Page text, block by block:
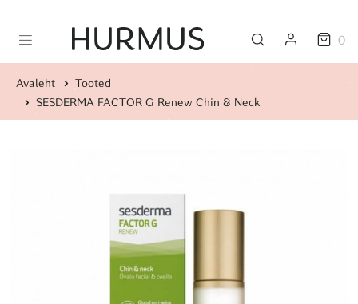
0
Avaleht
Tooted
SESDERMA FACTOR G Renew Chin & Neck